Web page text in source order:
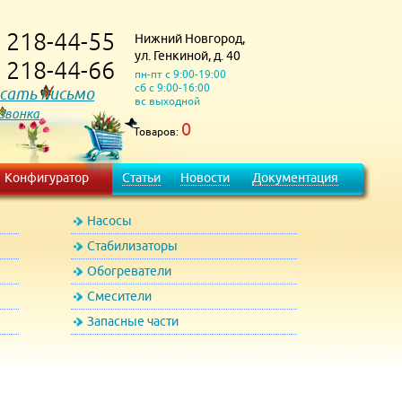
218-44-55
218-44-66
письмо
Нижний Новгород,
ул. Генкиной, д. 40
пн-пт с 9:00-19:00
сб с 9:00-16:00
вс выходной
Товаров: 0
Конфигуратор Статьи Новости Документация
Насосы
Стабилизаторы
Обогреватели
Смесители
Запасные части